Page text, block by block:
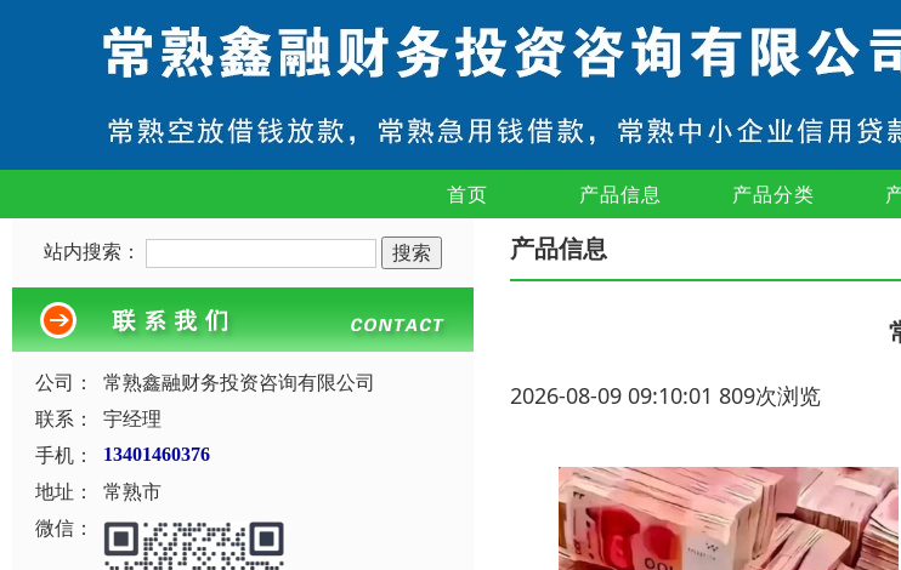
首页 产品信息 产品分类
站内搜索：
公司：
常熟鑫融财务投资咨询有限公司
联系：
宇经理
手机：
13401460376
地址：
常熟市
微信：
产品信息
2026-08-09 09:10:01 809次浏览